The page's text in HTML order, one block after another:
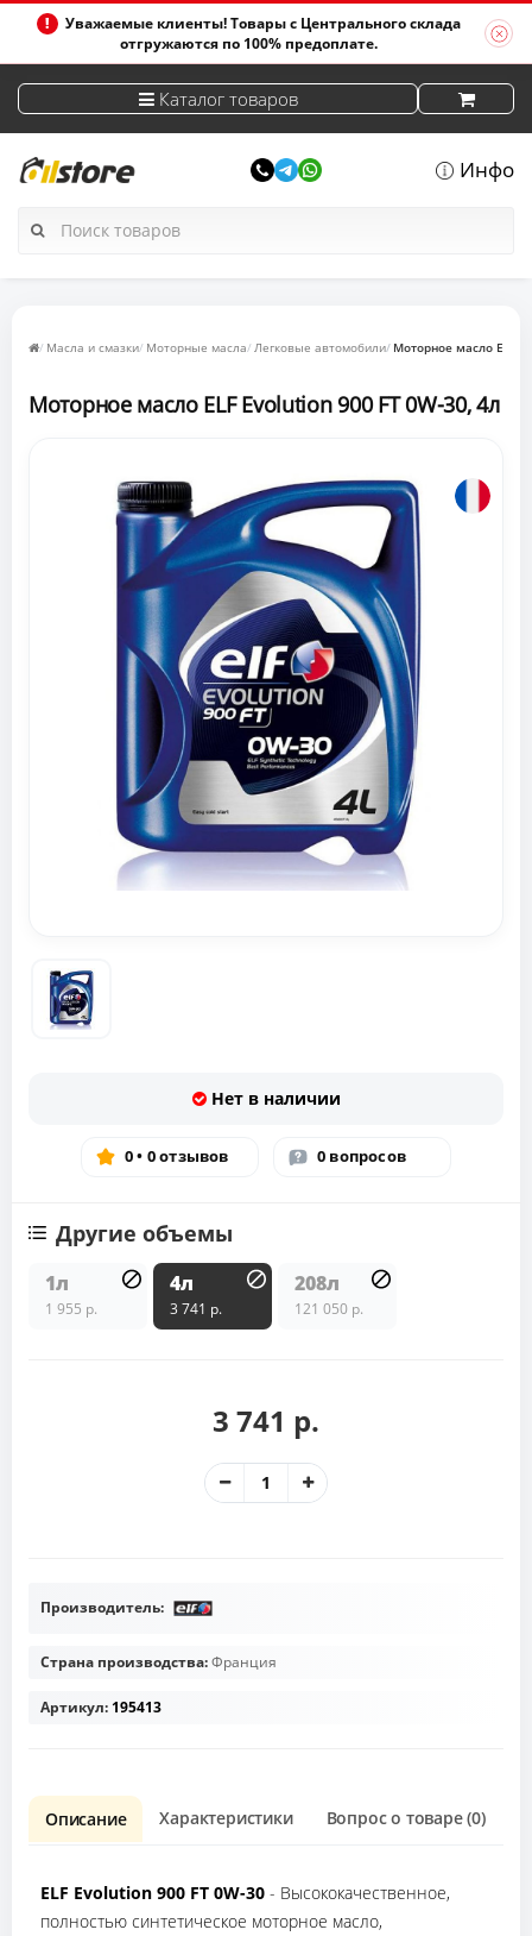
Уважаемые клиенты! Товары с Центрального склада
отгружаются по 100% предоплате.
Каталог товаров
Инфо
Масла и смазки Моторные масла Легковые автомобили Моторное масло ELF
Моторное масло ELF Evolution 900 FT 0W-30, 4л
Нет в наличии
0 • 0 отзывов 0 вопросов
Другие объемы
1л
1 955 р.
4л
3 741 р.
208л
121 050 р.
3 741 р.
Производитель:
Страна производства:Франция
Артикул: 195413
Описание Характеристики Вопрос о товаре (0)
ELF Evolution 900 FT 0W-30 - Высококачественное,
полностью синтетическое моторное масло,